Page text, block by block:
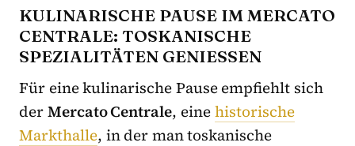
KULINARISCHE PAUSE IM MERCATO
CENTRALE: TOSKANISCHE
SPEZIALITÄTEN GENIESSEN
Für eine kulinarische Pause empfiehlt sich
derMercato Centrale, einehistorische
Markthalle, in der man toskanische